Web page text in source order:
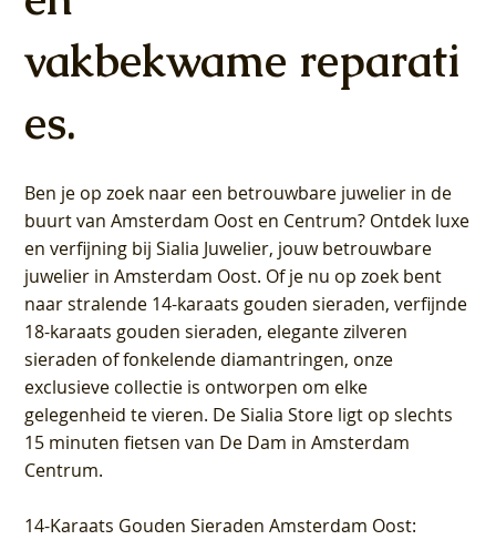
vakbekwame reparati
es.
Ben je op zoek naar een betrouwbare juwelier in de
buurt van Amsterdam Oost en Centrum? Ontdek luxe
en verfijning bij Sialia Juwelier, jouw betrouwbare
juwelier in Amsterdam Oost. Of je nu op zoek bent
naar stralende 14-karaats gouden sieraden, verfijnde
18-karaats gouden sieraden, elegante zilveren
sieraden of fonkelende diamantringen, onze
exclusieve collectie is ontworpen om elke
gelegenheid te vieren. De Sialia Store ligt op slechts
15 minuten fietsen van De Dam in Amsterdam
Centrum.
14-Karaats Gouden Sieraden Amsterdam Oost: